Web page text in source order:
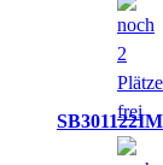
SB301122IM